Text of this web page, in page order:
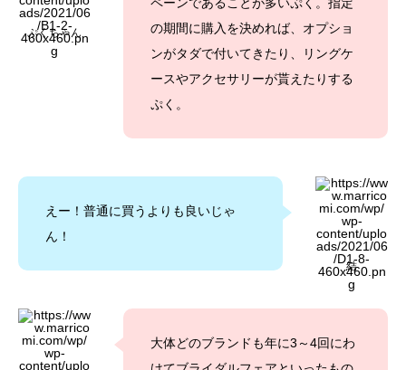
ぷくちゃん
の期間に購入を決めれば、オプショ
ンがタダで付いてきたり、リングケ
ースやアクセサリーが貰えたりする
ぷく。
結
えー！普通に買うよりも良いじゃ
ん！
大体どのブランドも年に3～4回にわ